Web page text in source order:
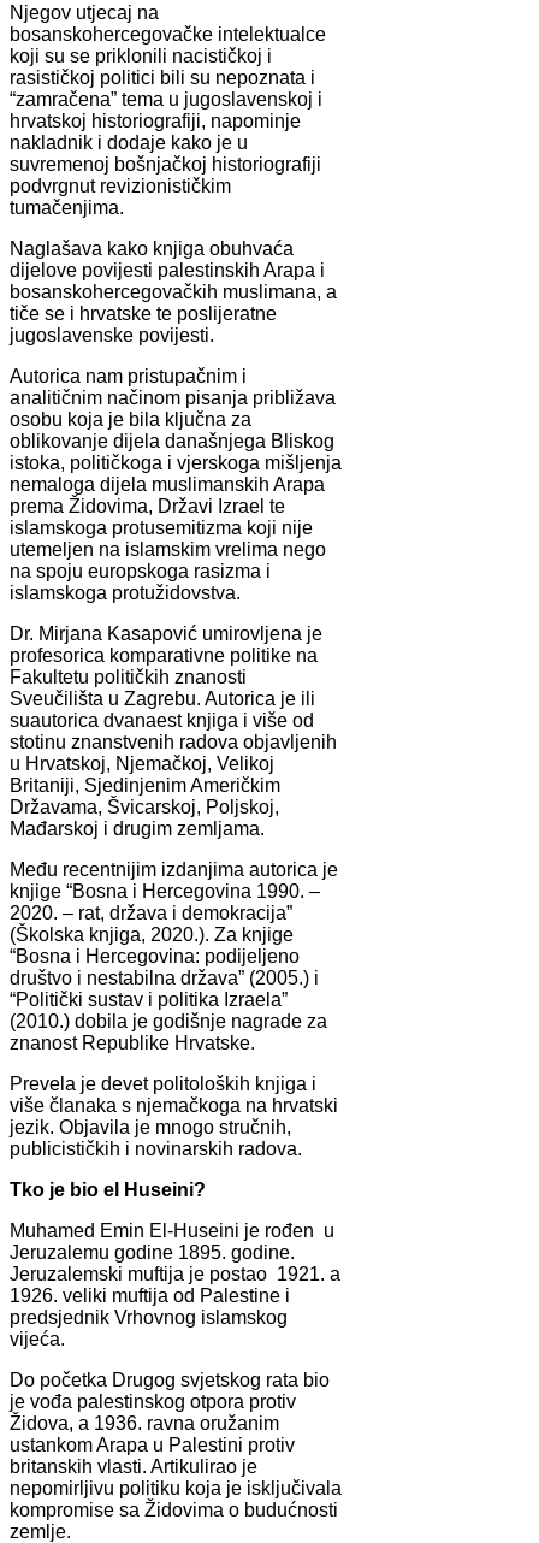
Njegov utjecaj na
bosanskohercegovačke intelektualce
koji su se priklonili nacističkoj i
rasističkoj politici bili su nepoznata i
“zamračena” tema u jugoslavenskoj i
hrvatskoj historiografiji, napominje
nakladnik i dodaje kako je u
suvremenoj bošnjačkoj historiografiji
podvrgnut revizionističkim
tumačenjima.
Naglašava kako knjiga obuhvaća
dijelove povijesti palestinskih Arapa i
bosanskohercegovačkih muslimana, a
tiče se i hrvatske te poslijeratne
jugoslavenske povijesti.
Autorica nam pristupačnim i
analitičnim načinom pisanja približava
osobu koja je bila ključna za
oblikovanje dijela današnjega Bliskog
istoka, političkoga i vjerskoga mišljenja
nemaloga dijela muslimanskih Arapa
prema Židovima, Državi Izrael te
islamskoga protusemitizma koji nije
utemeljen na islamskim vrelima nego
na spoju europskoga rasizma i
islamskoga protužidovstva.
Dr. Mirjana Kasapović umirovljena je
profesorica komparativne politike na
Fakultetu političkih znanosti
Sveučilišta u Zagrebu. Autorica je ili
suautorica dvanaest knjiga i više od
stotinu znanstvenih radova objavljenih
u Hrvatskoj, Njemačkoj, Velikoj
Britaniji, Sjedinjenim Američkim
Državama, Švicarskoj, Poljskoj,
Mađarskoj i drugim zemljama.
Među recentnijim izdanjima autorica je
knjige “Bosna i Hercegovina 1990. –
2020. – rat, država i demokracija”
(Školska knjiga, 2020.). Za knjige
“Bosna i Hercegovina: podijeljeno
društvo i nestabilna država” (2005.) i
“Politički sustav i politika Izraela”
(2010.) dobila je godišnje nagrade za
znanost Republike Hrvatske.
Prevela je devet politoloških knjiga i
više članaka s njemačkoga na hrvatski
jezik. Objavila je mnogo stručnih,
publicističkih i novinarskih radova.
Tko je bio el Huseini?
Muhamed Emin El-Huseini je rođen u
Jeruzalemu godine 1895. godine.
Jeruzalemski muftija je postao 1921. a
1926. veliki muftija od Palestine i
predsjednik Vrhovnog islamskog
vijeća.
Do početka Drugog svjetskog rata bio
je vođa palestinskog otpora protiv
Židova, a 1936. ravna oružanim
ustankom Arapa u Palestini protiv
britanskih vlasti. Artikulirao je
nepomirljivu politiku koja je isključivala
kompromise sa Židovima o budućnosti
zemlje.